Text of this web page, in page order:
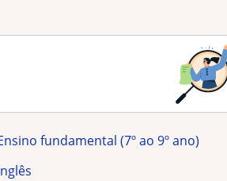
ensino fundamental (7º ao 9º ano)
Inglês